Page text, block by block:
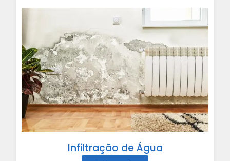
Infiltração de Água